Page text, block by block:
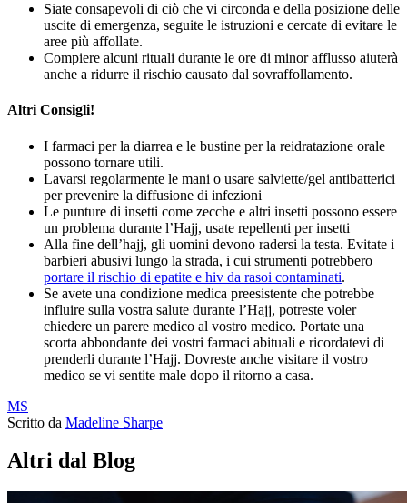
Siate consapevoli di ciò che vi circonda e della posizione delle
uscite di emergenza, seguite le istruzioni e cercate di evitare le
aree più affollate.
Compiere alcuni rituali durante le ore di minor afflusso aiuterà
anche a ridurre il rischio causato dal sovraffollamento.
Altri Consigli!
I farmaci per la diarrea e le bustine per la reidratazione orale
possono tornare utili.
Lavarsi regolarmente le mani o usare salviette/gel antibatterici
per prevenire la diffusione di infezioni
Le punture di insetti come zecche e altri insetti possono essere
un problema durante l’Hajj, usate repellenti per insetti
Alla fine dell’hajj, gli uomini devono radersi la testa. Evitate i
barbieri abusivi lungo la strada, i cui strumenti potrebbero
portare il rischio di epatite e hiv da rasoi contaminati.
Se avete una condizione medica preesistente che potrebbe
influire sulla vostra salute durante l’Hajj, potreste voler
chiedere un parere medico al vostro medico. Portate una
scorta abbondante dei vostri farmaci abituali e ricordatevi di
prenderli durante l’Hajj. Dovreste anche visitare il vostro
medico se vi sentite male dopo il ritorno a casa.
MS
Scritto da Madeline Sharpe
Altri dal Blog